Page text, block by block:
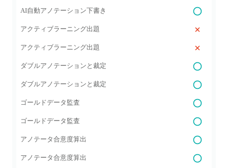
AI自動アノテーション下書き
アクティブラーニング出題
アクティブラーニング出題
ダブルアノテーションと裁定
ダブルアノテーションと裁定
ゴールドデータ監査
ゴールドデータ監査
アノテータ合意度算出
アノテータ合意度算出